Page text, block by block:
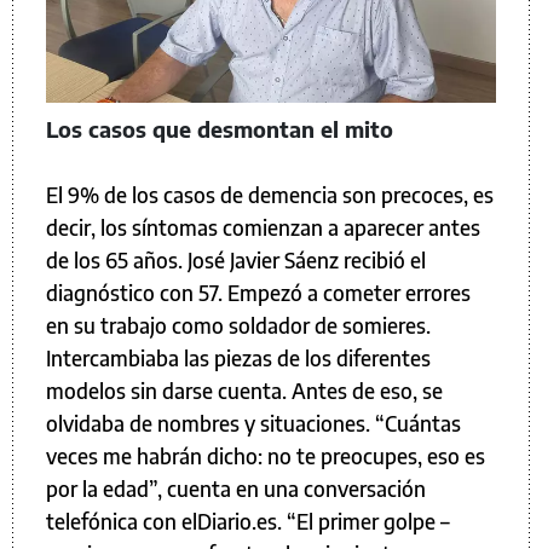
Los casos que desmontan el mito
El 9% de los casos de demencia son precoces, es
decir, los síntomas comienzan a aparecer antes
de los 65 años. José Javier Sáenz recibió el
diagnóstico con 57. Empezó a cometer errores
en su trabajo como soldador de somieres.
Intercambiaba las piezas de los diferentes
modelos sin darse cuenta. Antes de eso, se
olvidaba de nombres y situaciones. “Cuántas
veces me habrán dicho: no te preocupes, eso es
por la edad”, cuenta en una conversación
telefónica con elDiario.es. “El primer golpe –